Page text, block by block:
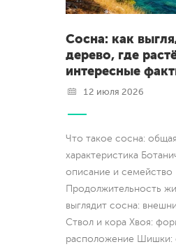
Сосна: как
дерево, где
интересные
12 июля 2026
Что такое сосна: общая
характеристика
описание и семейство
Продолжительность
выглядит сосна:
Ствол и кора Хвоя:
расположение Шишки: